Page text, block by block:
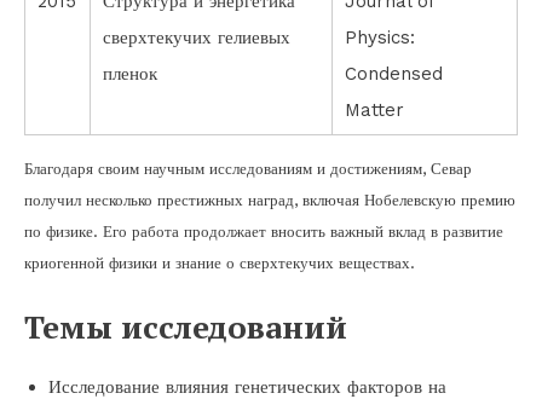
сверхтекучих гелиевых
пленок
Physics:
Condensed
Matter
Благодаря своим научным исследованиям и достижениям, Севар
получил несколько престижных наград, включая Нобелевскую премию
по физике. Его работа продолжает вносить важный вклад в развитие
криогенной физики и знание о сверхтекучих веществах.
Темы исследований
Исследование влияния генетических факторов на